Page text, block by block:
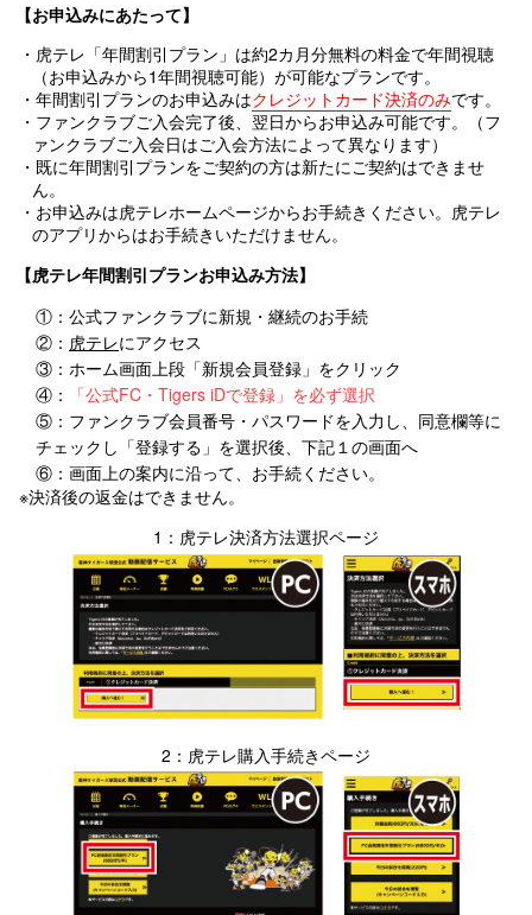
【お申込みにあたって】
・虎テレ「年間割引プラン」は約2カ月分無料の料金で年間視聴
（お申込みから1年間視聴可能）が可能なプランです。
・年間割引プランのお申込みはクレジットカード決済のみです。
・ファンクラブご入会完了後、翌日からお申込み可能です。（フ
ァンクラブご入会日はご入会方法によって異なります）
・既に年間割引プランをご契約の方は新たにご契約はできませ
ん。
・お申込みは虎テレホームページからお手続きください。虎テレ
のアプリからはお手続きいただけません。
【虎テレ年間割引プランお申込み方法】
①：公式ファンクラブに新規・継続のお手続
②： 虎テレにアクセス
③：ホーム画面上段「新規会員登録」をクリック
④：
「公式FC・Tigers iDで登録」を必ず選択
⑤：ファンクラブ会員番号・パスワードを入力し、同意欄等に
チェックし「登録する」を選択後、下記１の画面へ
⑥：画面上の案内に沿って、お手続ください。
※決済後の返金はできません。
1：虎テレ決済方法選択ページ
2：虎テレ購入手続きページ